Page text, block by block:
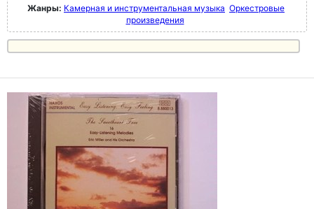
Жанры: Камерная и инструментальная музыка Оркестровые
произведения